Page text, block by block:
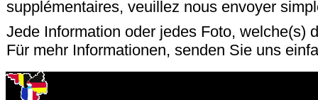
supplémentaires, veuillez nous envoyer
Jede Information oder jedes Foto, welche(s)
Für mehr Informationen, senden Sie uns